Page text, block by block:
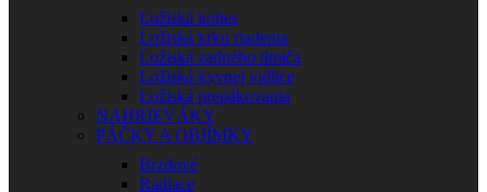
Ložiská kolies
Ložiská krku riadenia
Ložiská zadného tlmiča
Ložiská kyvnej vidlice
Ložiská prepákovania
NAHRIEVÁKY
PÁČKY A OBJÍMKY
Brzdové
Radiace